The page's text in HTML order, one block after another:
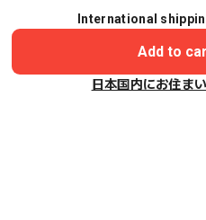
International
Add to
日本国内にお住ま